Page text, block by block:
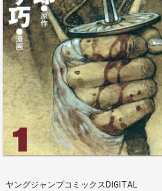
ヤングジャンプコミックスDIGITAL